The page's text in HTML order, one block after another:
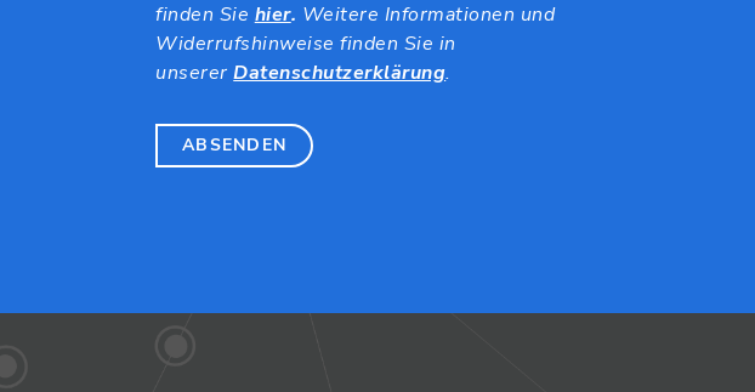
finden Sie hier. Weitere Informationen und
Widerrufshinweise finden Sie in
unsererDatenschutzerklärung.
ABSENDEN